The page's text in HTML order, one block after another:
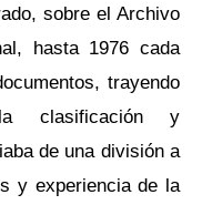
sobre el Archivo
hasta 1976 cada
trayendo
clasificación y
de una división a
y experiencia de la